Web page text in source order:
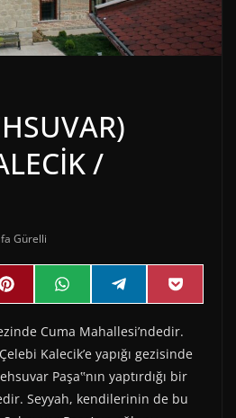
/
Gürelli
Share
on
P
i
t
e
r
e
s
t
Share
on
W
h
t
s
A
p
p
Share
on
e
e
g
r
a
m
Share
on
P
o
k
e
t
Cuma Mahallesi’ndedir.
Kalecik’e yapığı gezisinde
Paşa‟nın yaptırdığı bir
Seyyah, kendilerinin de bu